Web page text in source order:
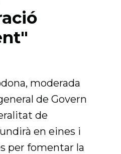
moderada
de Govern
de
en eines i
per fomentar la